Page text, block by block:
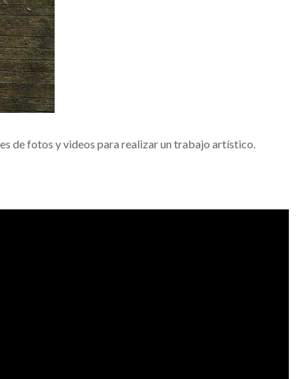
de fotos y videos para realizar un trabajo artístico.